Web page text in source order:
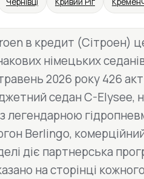
в кредит (Сітроен)
німецьких
2026 року 426
седан C-Elysee,
легендарною
Berlingo,
діє партнерська
на сторінці